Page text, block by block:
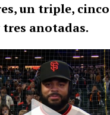
un triple,
anotadas.